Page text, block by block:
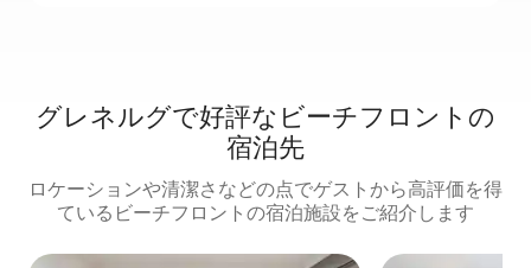
グレネルグで好評なビーチフロントの
宿泊先
ロケーションや清潔さなどの点でゲストから高評価を得
ているビーチフロントの宿泊施設をご紹介します